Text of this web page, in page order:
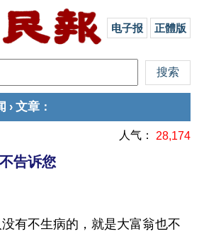
电子报 正體版
› 文章 ：
人气： 28,174
告诉您
没有不生病的，就是大富翁也不